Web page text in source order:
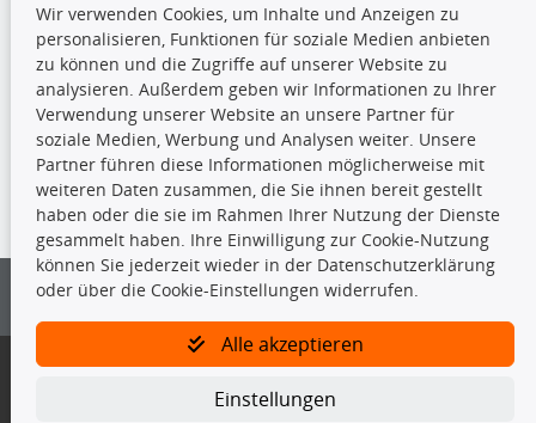
TecDoc Inside
Die hier angezeigten Daten insbesondere die gesamte Datenbank dürfen
nicht kopiert werden.
Es ist zu unterlassen, die Daten oder die gesamte Datenbank ohne
vorherige Zustimmung von TecDoc zu vervielfältigen, zu verbreiten
und/oder diese Handlungen durch Dritte ausführen zu lassen. Ein
Bitte prüfen Sie, ob das über unseren Onlineshop identifizierte Ersatzteil
Gegebenenfalls sind ergänzende Informationen notwendig, um
Wir verwenden Cookies, um Inhalte und Anzeigen zu
personalisieren, Funktionen für soziale Medien anbieten
zu können und die Zugriffe auf unserer Website zu
analysieren. Außerdem geben wir Informationen zu Ihrer
Verwendung unserer Website an unsere Partner für
soziale Medien, Werbung und Analysen weiter. Unsere
Partner führen diese Informationen möglicherweise mit
weiteren Daten zusammen, die Sie ihnen bereit gestellt
haben oder die sie im Rahmen Ihrer Nutzung der Dienste
gesammelt haben. Ihre Einwilligung zur Cookie-Nutzung
können Sie jederzeit wieder in der Datenschutzerklärung
oder über die Cookie-Einstellungen widerrufen.
Alle akzeptieren
Einstellungen